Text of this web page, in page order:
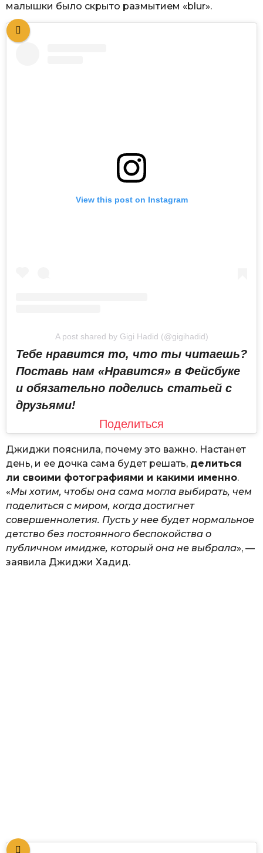
малышки было скрыто размытием «blur».
View this post on Instagram
A post shared by Gigi Hadid (@gigihadid)
Тебе нравится то, что ты читаешь?
Поставь нам «Нравится» в Фейсбуке
и обязательно поделись статьей с
друзьями!
Поделиться
Джиджи пояснила, почему это важно. Настанет
день, и ее дочка сама будет решать, делиться
ли своими фотографиями и какими именно.
«Мы хотим, чтобы она сама могла выбирать, чем
поделиться с миром, когда достигнет
совершеннолетия. Пусть у нее будет нормальное
детство без постоянного беспокойства о
публичном имидже, который она не выбрала», —
заявила Джиджи Хадид.